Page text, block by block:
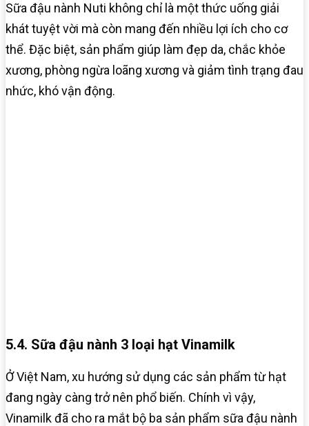
Sữa đậu nành Nuti không chỉ là một thức uống giải
khát tuyệt vời mà còn mang đến nhiều lợi ích cho cơ
thể. Đặc biệt, sản phẩm giúp làm đẹp da, chắc khỏe
xương, phòng ngừa loãng xương và giảm tình trạng đau
nhức, khó vận động.
5.4. Sữa đậu nành 3 loại hạt Vinamilk
Ở Việt Nam, xu hướng sử dụng các sản phẩm từ hạt
đang ngày càng trở nên phổ biến. Chính vì vậy,
Vinamilk đã cho ra mắt bộ ba sản phẩm sữa đậu nành